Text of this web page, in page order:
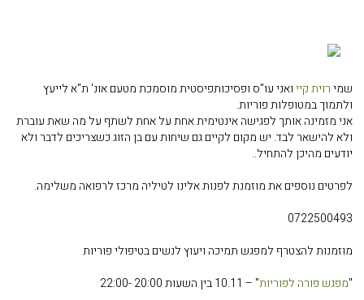
שמירוית קייואני עו"ס ופסיכותפיסטית מוסמכת מטעם אונ' ת"א לייעץ
ולתמוך במטופלות פוריות.
אני מזמינה אותך לפגישה אינטימית אחת על אחת לשתף על מה שאת עוברת
ולא להישאר לבד. יש מקום לקיים גם שיחות עם בן הזוג כשצריכים לדבר ולא
יודעים מהיכן להתחיל..
לפרטים נוספים את מוזמנת לפנות אלינו לטיליה מרכז לרפואה משלימה.
0722500493
מוזמנות להצטרף למפגש תמיכה ויעוץ לנשים בטיפולי פוריות
"מפגש פורה לפוריות" – 10.11 בין השעות 20:00 -22:00